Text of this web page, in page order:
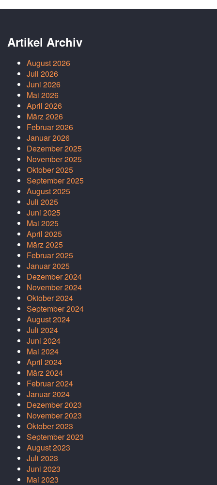
Artikel Archiv
August 2026
Juli 2026
Juni 2026
Mai 2026
April 2026
März 2026
Februar 2026
Januar 2026
Dezember 2025
November 2025
Oktober 2025
September 2025
August 2025
Juli 2025
Juni 2025
Mai 2025
April 2025
März 2025
Februar 2025
Januar 2025
Dezember 2024
November 2024
Oktober 2024
September 2024
August 2024
Juli 2024
Juni 2024
Mai 2024
April 2024
März 2024
Februar 2024
Januar 2024
Dezember 2023
November 2023
Oktober 2023
September 2023
August 2023
Juli 2023
Juni 2023
Mai 2023